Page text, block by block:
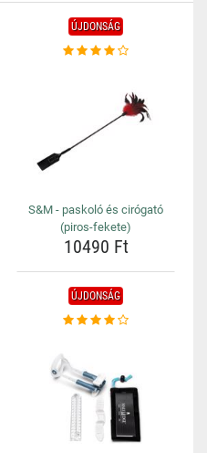
ÚJDONSÁG
S&M - paskoló és cirógató
(piros-fekete)
10490 Ft
ÚJDONSÁG